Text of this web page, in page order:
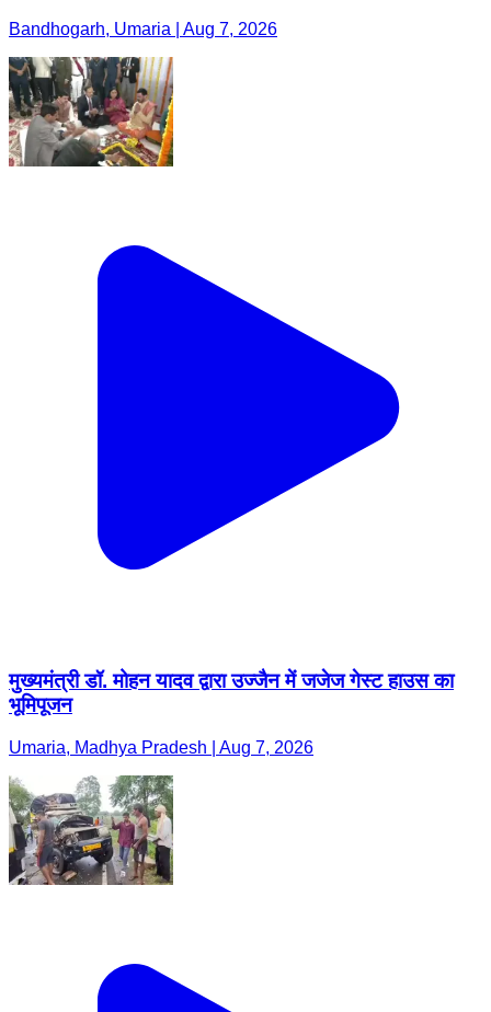
Bandhogarh, Umaria | Aug 7, 2026
मुख्यमंत्री डॉ. मोहन यादव द्वारा उज्जैन में जजेज गेस्ट हाउस का
भूमिपूजन
Umaria, Madhya Pradesh | Aug 7, 2026